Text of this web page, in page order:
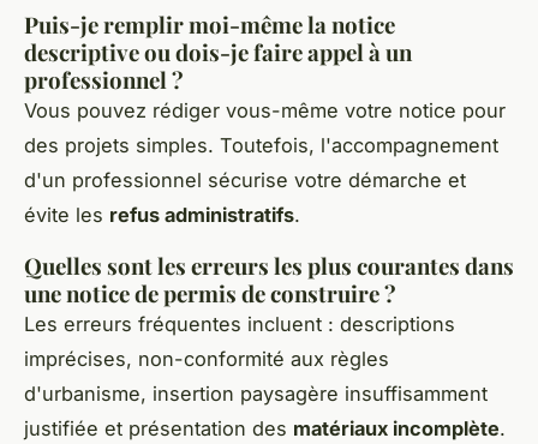
Puis-je remplir moi-même la notice
descriptive ou dois-je faire appel à un
professionnel ?
Vous pouvez rédiger vous-même votre notice pour
des projets simples. Toutefois, l'accompagnement
d'un professionnel sécurise votre démarche et
évite les refus administratifs.
Quelles sont les erreurs les plus courantes dans
une notice de permis de construire ?
Les erreurs fréquentes incluent : descriptions
imprécises, non-conformité aux règles
d'urbanisme, insertion paysagère insuffisamment
justifiée et présentation des matériaux incomplète.